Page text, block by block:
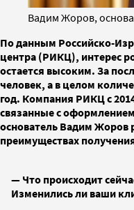
Вадим Жоров,
По данным Российско-
центра (РИКЦ), интерес
остается высоким. За
человек, а в целом
год. Компания РИКЦ с
связанные с
основатель Вадим Жоров
преимуществах
— Что происходит
Изменились ли ваши